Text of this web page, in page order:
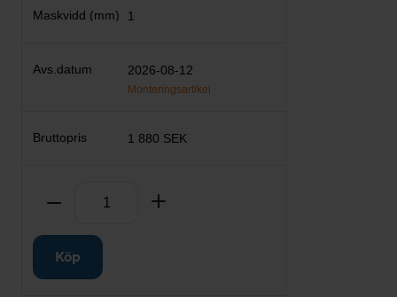
1
2026-08-12
Monteringsartikel
1 880 SEK
Ta bort
Köp